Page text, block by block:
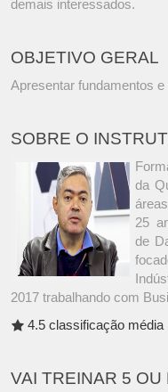
demais interessados.
OBJETIVO GERAL
Apresentar fundamentos
SOBRE O
da
25
de
2017 trabalhando com
4.5 classificação média
VAI TREINAR 5